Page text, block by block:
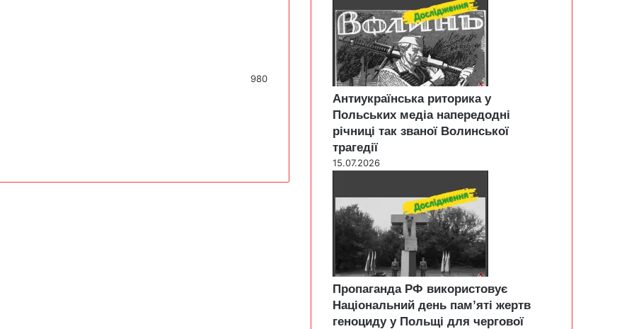
980
Антиукраїнська риторика у
Польських медіа напередодні
річниці так званої Волинської
трагедії
15.07.2026
Пропаганда РФ використовує
Національний день пам’яті жертв
геноциду у Польщі для чергової